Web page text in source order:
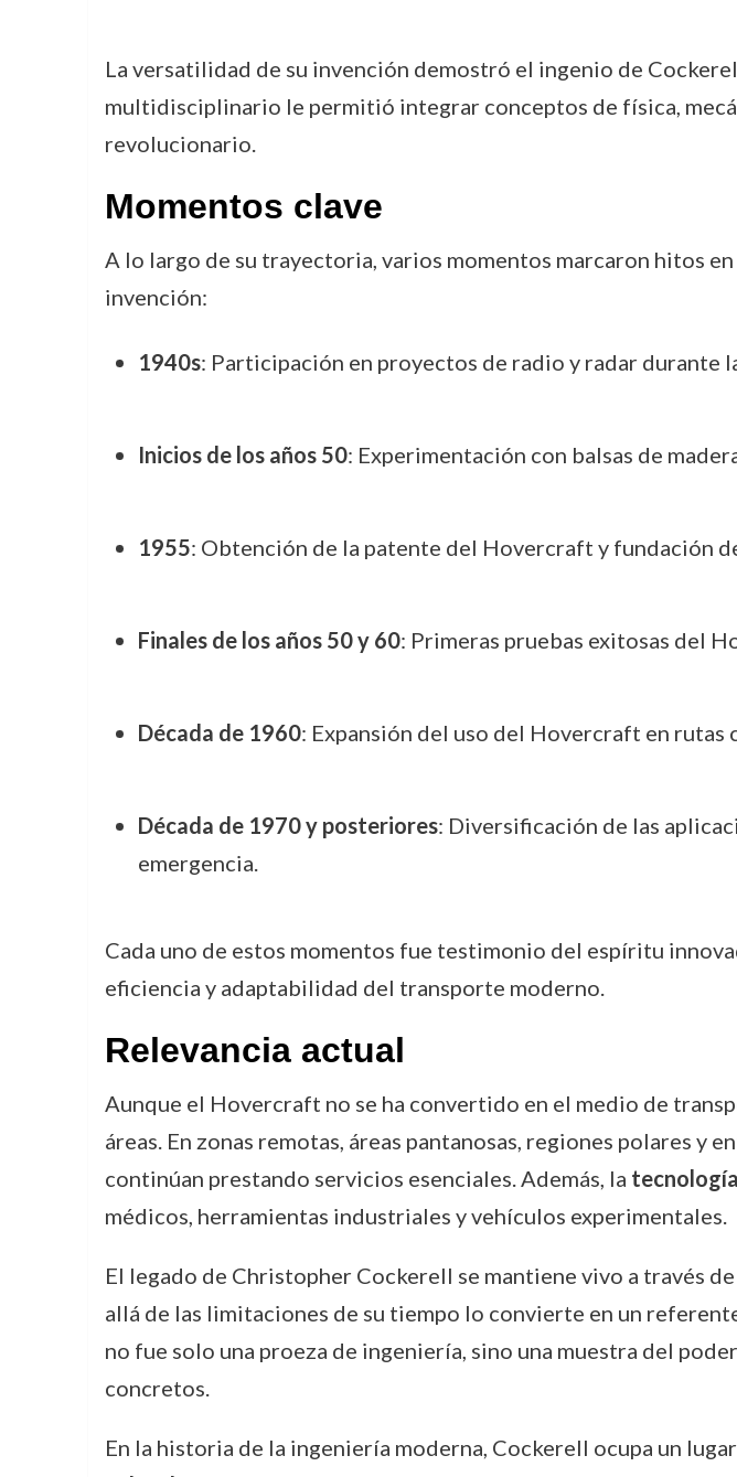
La versatilidad de su invención demostró el ingenio de
multidisciplinario le permitió integrar conceptos de física,
revolucionario.
Momentos clave
A lo largo de su trayectoria, varios momentos marcaron hitos
invención:
1940s: Participación en proyectos de radio y radar durante
Inicios de los años 50: Experimentación con balsas de
1955: Obtención de la patente del Hovercraft y fundación
Finales de los años 50 y 60: Primeras pruebas exitosas del
Década de 1960: Expansión del uso del Hovercraft en rutas
Década de 1970 y posteriores: Diversificación de las
emergencia.
Cada uno de estos momentos fue testimonio del espíritu
eficiencia y adaptabilidad del transporte moderno.
Relevancia actual
Aunque el Hovercraft no se ha convertido en el medio de
áreas. En zonas remotas, áreas pantanosas, regiones polares
continúan prestando servicios esenciales. Además, la
médicos, herramientas industriales y vehículos experimentales.
El legado de Christopher Cockerell se mantiene vivo a través
allá de las limitaciones de su tiempo lo convierte en un
no fue solo una proeza de ingeniería, sino una muestra del
concretos.
En la historia de la ingeniería moderna, Cockerell ocupa un